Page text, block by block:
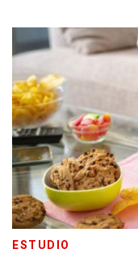
ESTUDIO